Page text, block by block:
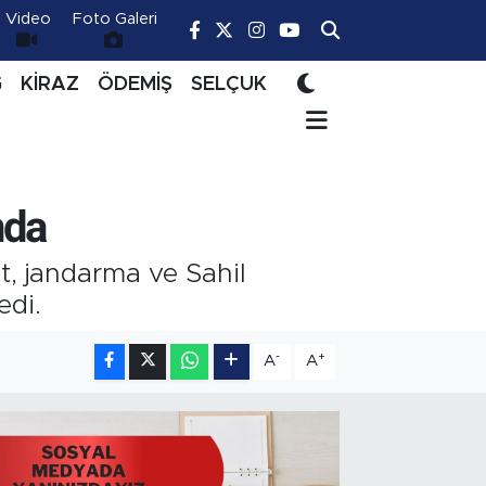
Video Foto Galeri
KİRAZ ÖDEMİŞ SELÇUK
jandarma ve Sahil
A- A+